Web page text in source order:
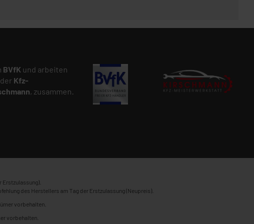
BVfK und arbeiten
Kfz-
, zusammen.
des Herstellers am Tag der Erstzulassung (Neupreis).
vorbehalten.
vorbehalten.